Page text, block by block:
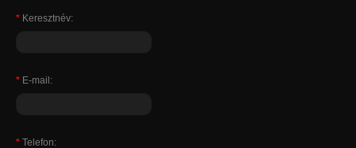
* Keresztnév:
* E-mail:
* Telefon: